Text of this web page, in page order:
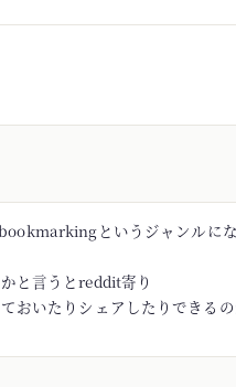
というジャンルに
と言うとreddit寄り
おいたりシェアしたりできる